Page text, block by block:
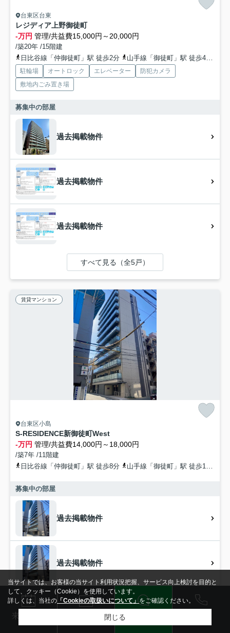
台東区台東
レジディア上野御徒町
-万円 管理/共益費15,000円～20,000円
/築20年 /15階建
日比谷線「仲御徒町」駅 徒歩2分
山手線「御徒町」駅 徒歩4分
駐輪場 オートロック エレベーター
防犯カメラ
敷地内ごみ置き場
募集中の部屋
過去掲載物件
過去掲載物件
過去掲載物件
すべて見る（全5戸）
賃貸マンション
台東区小島
S-RESIDENCE新御徒町West
-万円 管理/共益費14,000円～18,000円
/築7年 /11階建
日比谷線「仲御徒町」駅 徒歩8分
山手線「御徒町」駅 徒歩11分
募集中の部屋
過去掲載物件
過去掲載物件
賃貸マンション
来店予約
当サイトでは、お客様の当サイト利用状況把握、サービス向上検討を目的と
して、クッキー（Cookie）を使用しています。
詳しくは、当社の 「Cookieの取扱いについて」をご確認ください。
閉じる